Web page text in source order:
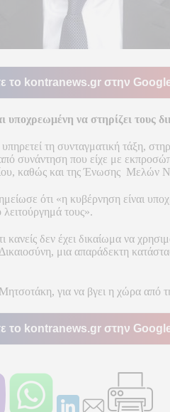
το kontranews.gr στην
υποχρεωμένη να στηρίζει τους
τη συνταγματική τάξη,
συνάντηση που είχε με
καθώς και της Ένωσης Μελών
ότι «η κυβέρνηση είναι
λειτούργημά τους».
κανείς δεν έχει δικαίωμα να
μια απαράδεκτη
για να βγει η χώρα από
το kontranews.gr στην